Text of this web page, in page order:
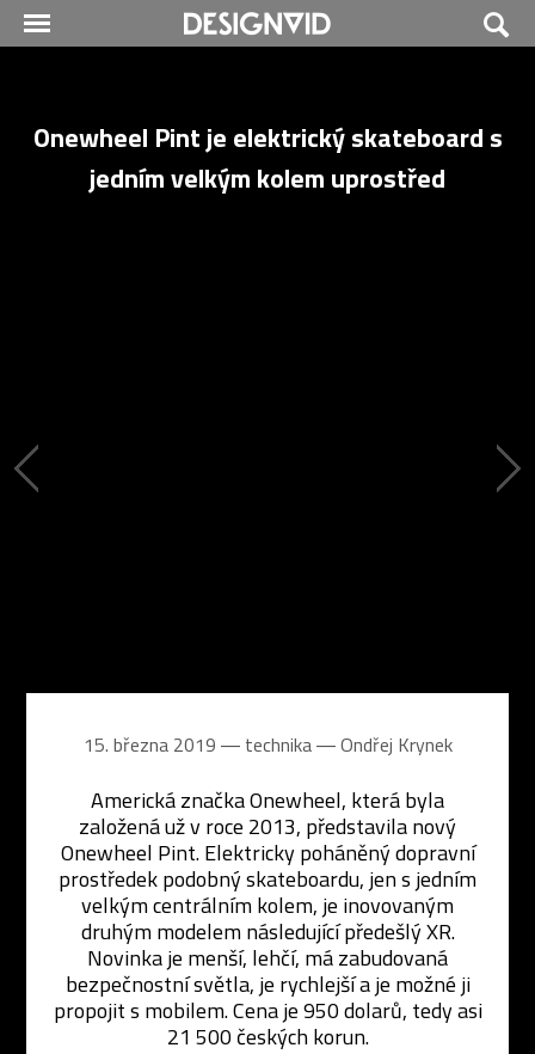
Onewheel Pint je elektrický skateboard s
jedním velkým kolem uprostřed
15. března 2019 ― technika ―Ondřej Krynek
Americká značka Onewheel, která byla
založená už v roce 2013, představila nový
Onewheel Pint. Elektricky poháněný dopravní
prostředek podobný skateboardu, jen s jedním
velkým centrálním kolem, je inovovaným
druhým modelem následující předešlý XR.
Novinka je menší, lehčí, má zabudovaná
bezpečnostní světla, je rychlejší a je možné ji
propojit s mobilem. Cena je 950 dolarů, tedy asi
21 500 českých korun.